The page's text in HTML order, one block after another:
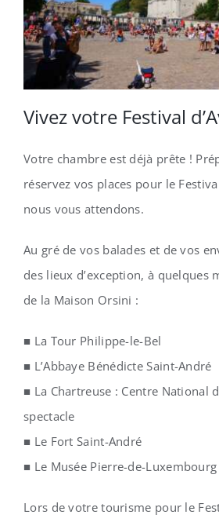
Vivez votre Festival
Votre chambre est déjà prête !
réservez vos places pour le
nous vous attendons.
Au gré de vos balades et de vos
des lieux d’exception, à quelques
de la Maison Orsini :
■ La Tour Philippe-le-Bel
■ L’Abbaye Bénédicte Saint-André
■ La Chartreuse : Centre National
spectacle
■ Le Fort Saint-André
■ Le Musée Pierre-de-Luxembourg
Lors de votre tourisme pour le